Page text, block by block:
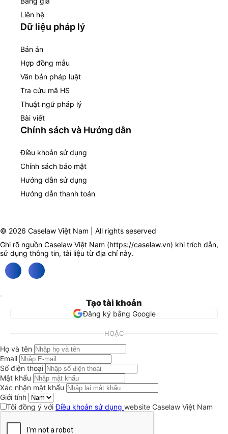
Liên hệ
Dữ liệu pháp lý
Bản án
Hợp đồng mẫu
Văn bản pháp luật
Tra cứu mã HS
Thuật ngữ pháp lý
Bài viết
Chính sách và Hướng dẫn
Điều khoản sử dụng
Chính sách bảo mật
Hướng dẫn sử dụng
Hướng dẫn thanh toán
© 2026 Caselaw Việt Nam | All rights seserved
Ghi rõ nguồn Caselaw Việt Nam (https://caselaw.vn) khi trích dẫn,
sử dụng thông tin, tài liệu từ địa chỉ này.
Tạo tài khoản
Đăng ký bằng Google
HOẶC
Họ và tên
Email
Số điện thoại
Mật khẩu
Xác nhận mật khẩu
Giới tính
Tôi đồng ý vớiĐiều khoản sử dụng website Caselaw Việt Nam